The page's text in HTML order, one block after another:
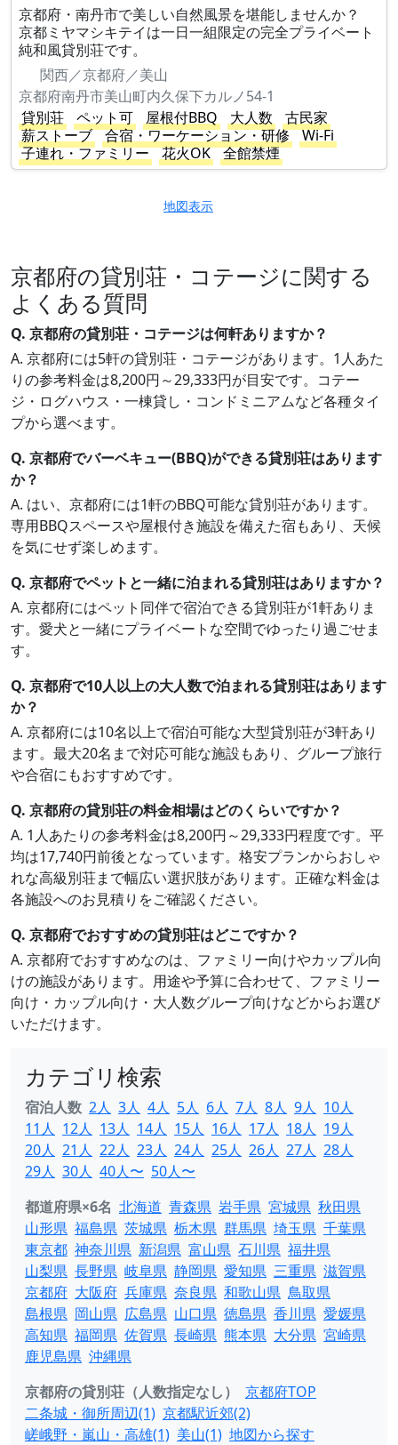
京都府・南丹市で美しい自然風景を堪能しませんか？
京都ミヤマシキテイは一日一組限定の完全プライベート
純和風貸別荘です。
関西／京都府／美山
京都府南丹市美山町内久保下カルノ54-1
貸別荘
ペット可 屋根付BBQ 大人数
古民家
薪ストーブ
合宿・ワーケーション・研修
Wi-Fi
子連れ・ファミリー
花火OK 全館禁煙
地図表示
京都府の貸別荘・コテージに関する
よくある質問
Q. 京都府の貸別荘・コテージは何軒ありますか？
A. 京都府には5軒の貸別荘・コテージがあります。1人あた
りの参考料金は8,200円～29,333円が目安です。コテー
ジ・ログハウス・一棟貸し・コンドミニアムなど各種タイ
プから選べます。
Q. 京都府でバーベキュー(BBQ)ができる貸別荘はあります
か？
A. はい、京都府には1軒のBBQ可能な貸別荘があります。
専用BBQスペースや屋根付き施設を備えた宿もあり、天候
を気にせず楽しめます。
Q. 京都府でペットと一緒に泊まれる貸別荘はありますか？
A. 京都府にはペット同伴で宿泊できる貸別荘が1軒ありま
す。愛犬と一緒にプライベートな空間でゆったり過ごせま
す。
Q. 京都府で10人以上の大人数で泊まれる貸別荘はあります
か？
A. 京都府には10名以上で宿泊可能な大型貸別荘が3軒あり
ます。最大20名まで対応可能な施設もあり、グループ旅行
や合宿にもおすすめです。
Q. 京都府の貸別荘の料金相場はどのくらいですか？
A. 1人あたりの参考料金は8,200円～29,333円程度です。平
均は17,740円前後となっています。格安プランからおしゃ
れな高級別荘まで幅広い選択肢があります。正確な料金は
各施設へのお見積りをご確認ください。
Q. 京都府でおすすめの貸別荘はどこですか？
A. 京都府でおすすめなのは、ファミリー向けやカップル向
けの施設があります。用途や予算に合わせて、ファミリー
向け・カップル向け・大人数グループ向けなどからお選び
いただけます。
カテゴリ検索
宿泊人数 2人 3人 4人 5人 6人 7人 8人 9人 10人
11人 12人 13人 14人 15人 16人 17人 18人 19人
20人 21人 22人 23人 24人 25人 26人 27人 28人
29人 30人 40人〜 50人〜
都道府県×6名 北海道 青森県 岩手県 宮城県 秋田県
山形県 福島県 茨城県 栃木県 群馬県 埼玉県 千葉県
東京都 神奈川県 新潟県 富山県 石川県 福井県
山梨県 長野県 岐阜県 静岡県 愛知県 三重県 滋賀県
京都府 大阪府 兵庫県 奈良県 和歌山県 鳥取県
島根県 岡山県 広島県 山口県 徳島県 香川県 愛媛県
高知県 福岡県 佐賀県 長崎県 熊本県 大分県 宮崎県
鹿児島県 沖縄県
京都府の貸別荘（人数指定なし）
京都府TOP
二条城・御所周辺(1) 京都駅近郊(2)
嵯峨野・嵐山・高雄(1) 美山(1) 地図から探す